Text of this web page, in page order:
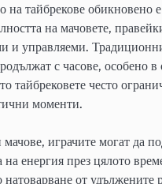
на тайбрекове обикновено
на мачовете,
и управляеми.
с часове, особено в
тайбрековете често
моменти.
играчите могат да
енергия през цялото
натоварване от удължените